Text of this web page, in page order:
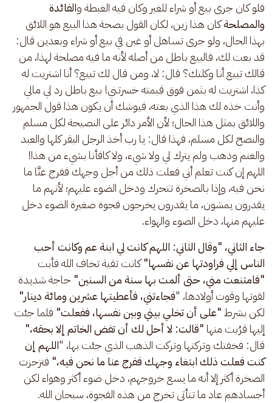
فلو كان جرى بيع أو شراء للغير وكان فيه الغبطة والفائدة
والمصلحة كان هذا زين، لكان القول بصحة هذا البيع هو اللائق
بهذا الحال، ولو جرى تساهل أو غبن في بيع أو شراء وبعدين قال:
قد بعت لك، فالبيع باطل من أصله لأنه ما فيه مصلحة لهذا، من
قالك تبيع أنا وكلتك؟ قال: لا، ومن قال لك تبيع؟ أنا اشتريت له
كذا، اشتريت له بثمن فوق قيمته خسرتني! بيع باطل رد لي مالي
وأنت خذه لك هذا الذي بعته، فيوشك أن يكون هذا قول الجمهور
واللائق بمثل هذا الحال؛ لأن الأمر دائر على النصيحة لكل مسلم
والنصح لكل مسلم، فهذا قال: يا رب أخذ الرجل البقر كلها والعبد
والغنم وذهب ولم يترك لي ولا شيء، ولا كافأنا بشيء من هذا!
اللهم إن كنت تعلم أني فعلت ذلك من أجل وجهك ففرج عنَّا ما
نحن فيه، وإذا بالصخرة تتحرك ودخل الضوء عليهم؛ لأنهم ما
يقدرون يمشون، ما يقدرون يخرجون فجوة صغيرة الضوء دخل
عليهم منها، دخل الضوء والهواء.
جاء الثاني، "وقال الثاني: اللهم كانت لي ابنة عم وكانت أحب
الناس إلي فراودتها عن نفسها" كانت تقية تخاف الله فأبت
"فامتنعت مني، حتى ألمت بها سنة من السنين" حاجة شديدة
لقوتها وقوت أولادها، "فجاءتني، فأعطيتها عشرين ومائة دينار"
لكن بشرط "على أن تخلي بيني وبين نفسها، ففعلت" فلما جئت
إليها قرُبت منها "قالت: لا أحل لك أن تفض الخاتم إلا بحقه،"
قال: فخفتك وتركتها وتركت الذهب الذي جئت بها، "اللهم إن
كنت فعلت ذلك ابتغاء وجهك ففرج عنا ما نحن فيه،" فتزحزت
الصخرة أكثر إلا أنه ما يسع خروجهم، دخل ضوء أكثر وهواء لكن
أجسادهم عاد ما تتأتى تخرج من هذه الفجوة، سبحان الله.